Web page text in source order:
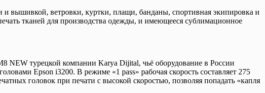
вышивкой, ветровки, куртки, плащи, банданы, спортивная экипировка и
тканей для производства одежды, и имеющееся сублимационное
NEW турецкой компании Karya Dijital, чьё оборудование в России
Epson i3200. В режиме «1 pass» рабочая скорость составляет 275
головок при печати с высокой скоростью, позволяя попадать «капля